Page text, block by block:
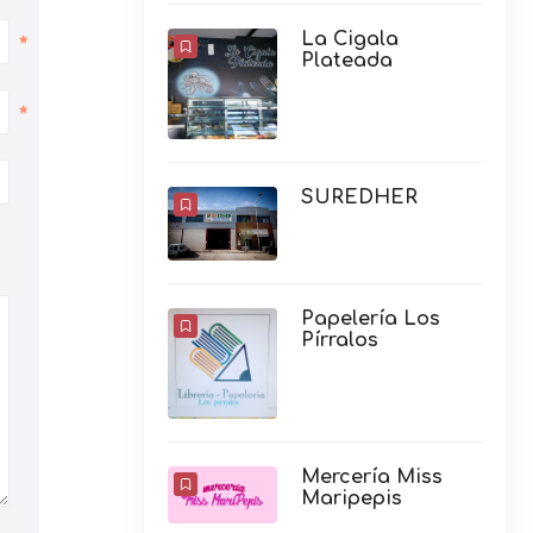
La Cigala
Plateada
SUREDHER
Papelería Los
Pírralos
Mercería Miss
Maripepis